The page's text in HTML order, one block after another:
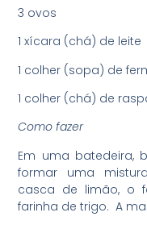
3 ovos
1 xícara (chá) de leite
1 colher (sopa) de
1 colher (chá) de
Como fazer
Em uma batedeira,
formar uma
casca de limão, o
farinha de trigo. A